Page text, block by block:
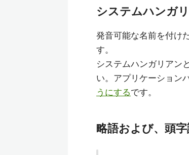
システムハンガ
発音可能な名前を付け
す。
システムハンガリアン
い。アプリケーション
うにするです。
略語および、頭